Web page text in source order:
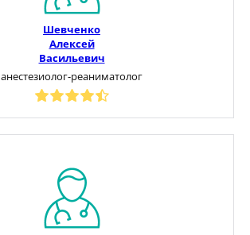
Шевченко
Алексей
Васильевич
анестезиолог-реаниматолог